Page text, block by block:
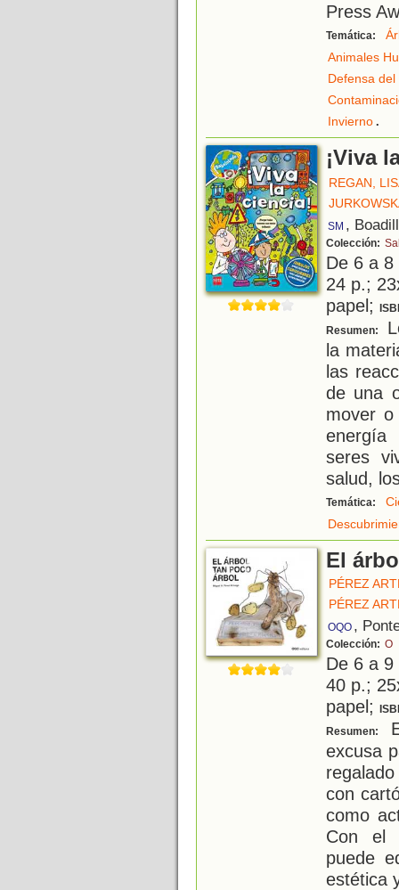
Press
Temática:
Animales
Defensa
Invierno.
¡Viva
REGAN,
SM ,
Colección:
De 6 a
24 p.;
papel;
Resumen:
la
las
de una
mover
seres
salud,
Temática:
El
PÉREZ
PÉREZ
OQO ,
Colección: O
De 6 a
40 p.;
papel;
Resumen:
excusa
con
como
Con el
puede
estética y